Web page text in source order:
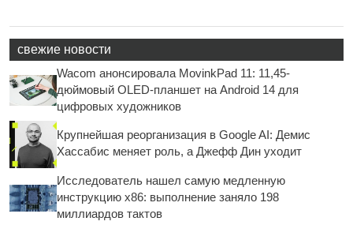
свежие новости
Wacom анонсировала MovinkPad 11: 11,45-
дюймовый OLED-планшет на Android 14 для
цифровых художников
Крупнейшая реорганизация в Google AI: Демис
Хассабис меняет роль, а Джефф Дин уходит
Исследователь нашел самую медленную
инструкцию x86: выполнение заняло 198
миллиардов тактов